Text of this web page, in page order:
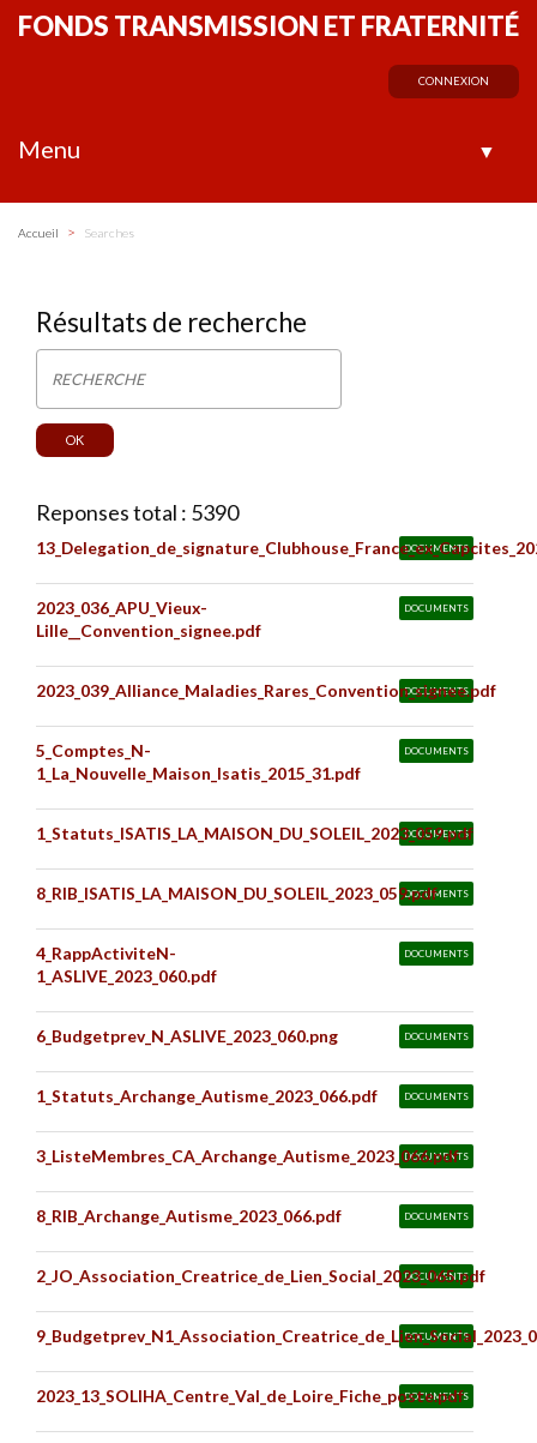
FONDS TRANSMISSION ET FRATERNITÉ
CONNEXION
Menu ▼
Accueil > Searches
Résultats de recherche
Reponses total : 5390
DOCUMENTS
DOCUMENTS
2023_036_APU_Vieux-
Lille__Convention_signee.pdf
DOCUMENTS
2023_039_Alliance_Maladies_Rares_Convention_signee.pdf
DOCUMENTS
5_Comptes_N-
1_La_Nouvelle_Maison_Isatis_2015_31.pdf
DOCUMENTS
1_Statuts_ISATIS_LA_MAISON_DU_SOLEIL_2023_059.pdf
DOCUMENTS
8_RIB_ISATIS_LA_MAISON_DU_SOLEIL_2023_059.pdf
DOCUMENTS
4_RappActiviteN-
1_ASLIVE_2023_060.pdf
DOCUMENTS
6_Budgetprev_N_ASLIVE_2023_060.png
DOCUMENTS
1_Statuts_Archange_Autisme_2023_066.pdf
DOCUMENTS
3_ListeMembres_CA_Archange_Autisme_2023_066.pdf
DOCUMENTS
8_RIB_Archange_Autisme_2023_066.pdf
DOCUMENTS
2_JO_Association_Creatrice_de_Lien_Social_2023_065.pdf
DOCUMENTS
DOCUMENTS
2023_13_SOLIHA_Centre_Val_de_Loire_Fiche_poste.pdf